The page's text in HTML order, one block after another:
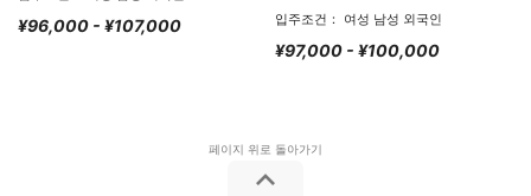
¥96,000 - ¥107,000 입주조건： 여성 남성 외국인
¥97,000 - ¥100,000